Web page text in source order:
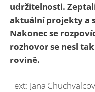
udržitelnosti.
aktuální projekty a
Nakonec se
rozhovor se nesl
rovině.
Text: Jana